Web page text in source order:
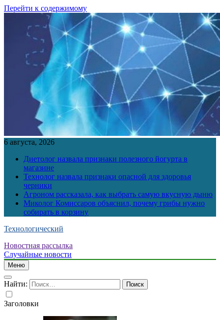
Перейти к содержимому
6 августа, 2026
Диетолог назвала признаки полезного йогурта в
магазине
Технолог назвала признаки опасной для здоровья
черники
Агроном рассказала, как выбрать самую вкусную дыню
Миколог Комиссаров объяснил, почему грибы нужно
собирать в корзину
Технологический
Новостная рассылка
Случайные новости
Меню
Найти:
Заголовки